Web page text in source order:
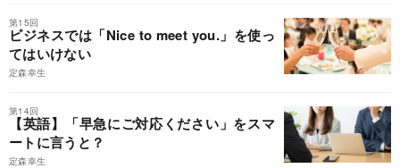
第15回
ビジネスでは「Nice to meet you.」を使っ
てはいけない
定森幸生
第14回
【英語】「早急にご対応ください」をスマ
ートに言うと？
定森幸生